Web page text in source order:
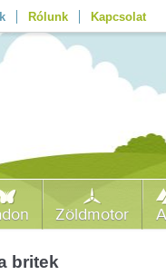
Rólunk Kapcsolat
Zöldmotor
britek